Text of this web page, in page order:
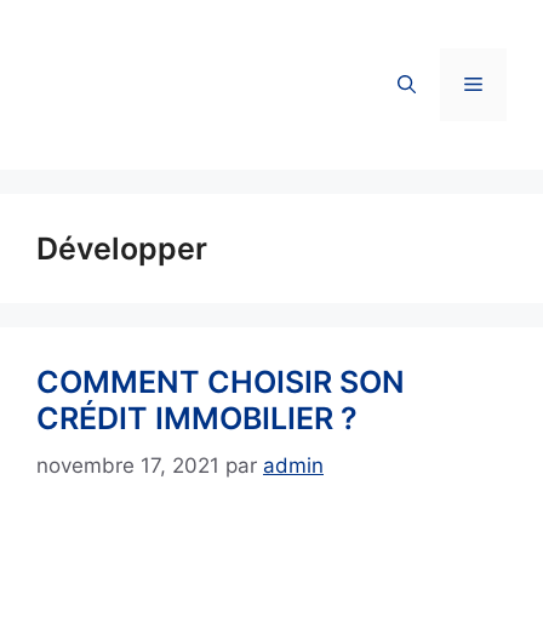
Menu
Développer
COMMENT CHOISIR SON
CRÉDIT IMMOBILIER ?
novembre 17, 2021 par admin